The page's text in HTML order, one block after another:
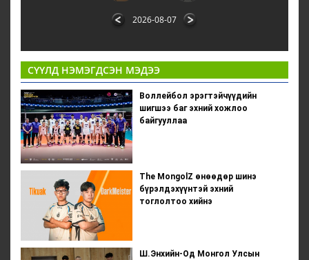
2026-08-07
СҮҮЛД НЭМЭГДСЭН МЭДЭЭ
Воллейбол эрэгтэйчүүдийн
шигшээ баг эхний хожлоо
байгууллаа
The MongolZ өнөөдөр шинэ
бүрэлдэхүүнтэй эхний
тоглолтоо хийнэ
Ш.Энхийн-Од Монгол Улсын